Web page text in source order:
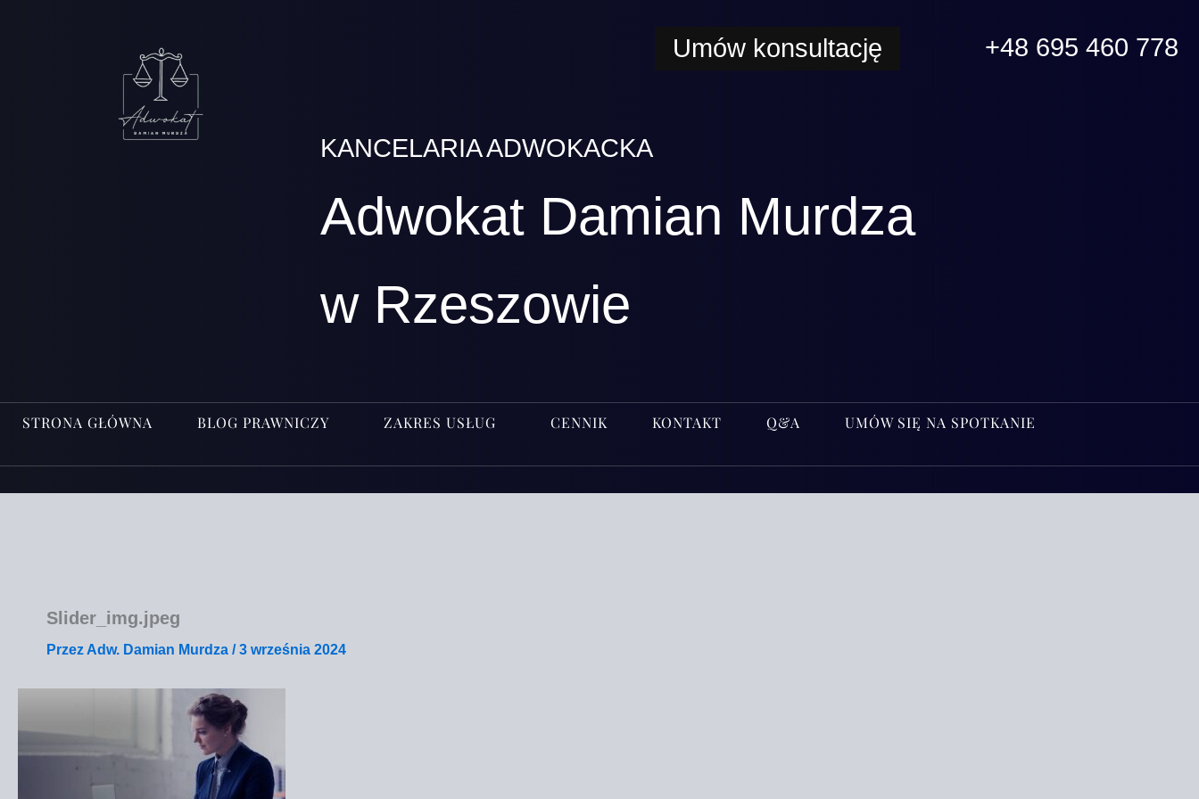
Umów konsultację +48 695 460 778
KANCELARIA ADWOKACKA
Adwokat Damian Murdza
w Rzeszowie
STRONA GŁÓWNA BLOG PRAWNICZY ZAKRES USŁUG CENNIK KONTAKT Q&A UMÓW SIĘ NA SPOTKANIE
Slider_img.jpeg
Przez Adw. Damian Murdza /3 września 2024